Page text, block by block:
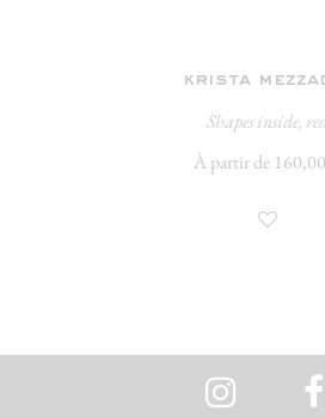
krista
Shapes inside,
À partir de